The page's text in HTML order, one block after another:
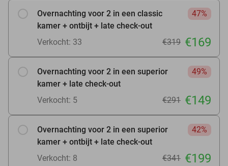
Overnachting voor 2 in een classic
kamer + ontbijt + late check-out
47%
Verkocht: 33 €319 €169
Overnachting voor 2 in een superior
kamer + late check-out
49%
Verkocht: 5 €291 €149
Overnachting voor 2 in een superior
kamer + ontbijt + late check-out
42%
Verkocht: 8 €341 €199